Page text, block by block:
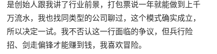
是创始人跟我讲了行业前景，打包票说一年就能做到上千
万流水，我也找同类型的公司聊过，这个模式确实成立，
所以决定一试。我不否认这一行面临的争议，但兵行险
招、剑走偏锋才能赚到钱，我喜欢冒险。